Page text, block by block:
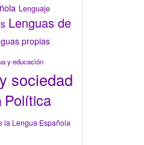
Lenguaje
Lenguas de
propias
y educación
sociedad
Política
la Lengua Española